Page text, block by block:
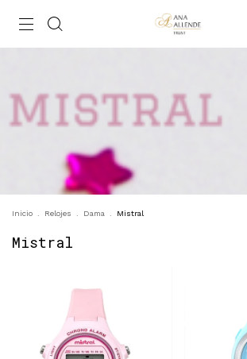
Inicio Relojes Dama Mistral
Mistral